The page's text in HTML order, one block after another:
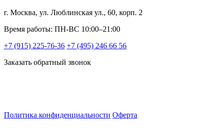
г. Москва, ул. Люблинская ул., 60, корп. 2
Время работы: ПН-ВС 10:00–21:00
+7 (915) 225-76-36 +7 (495) 246 66 56
Заказать обратный звонок
Политика конфиденциальности Оферта